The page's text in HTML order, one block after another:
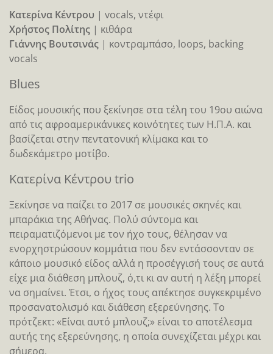
Κατερίνα Κέντρου | vocals, ντέφι
Χρήστος Πολίτης | κιθάρα
Γιάννης Βουτσινάς | κοντραμπάσο, loops, backing
vocals
Βlues
Είδος μουσικής που ξεκίνησε στα τέλη του 19ου αιώνα
από τις αφροαμερικάνικες κοινότητες των Η.Π.Α. και
βασίζεται στην πεντατονική κλίμακα και το
δωδεκάμετρο μοτίβο.
Κατερίνα Κέντρου trio
Ξεκίνησε να παίζει το 2017 σε μουσικές σκηνές και
μπαράκια της Αθήνας. Πολύ σύντομα και
πειραματιζόμενοι με τον ήχο τους, θέλησαν να
ενορχηστρώσουν κομμάτια που δεν εντάσσονταν σε
κάποιο μουσικό είδος αλλά η προσέγγισή τους σε αυτά
είχε μια διάθεση μπλουζ, ό,τι κι αν αυτή η λέξη μπορεί
να σημαίνει. Έτσι, ο ήχος τους απέκτησε συγκεκριμένο
προσανατολισμό και διάθεση εξερεύνησης. Το
πρότζεκτ: «Είναι αυτό μπλουζ;» είναι το αποτέλεσμα
αυτής της εξερεύνησης, η οποία συνεχίζεται μέχρι και
σήμερα.